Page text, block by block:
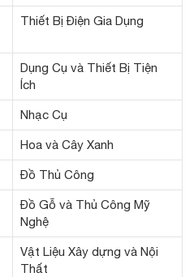
Thiết Bị Điện Gia Dụng
Dụng Cụ và Thiết Bị Tiện
Ích
Nhạc Cụ
Hoa và Cây Xanh
Đồ Thủ Công
Đồ Gỗ và Thủ Công Mỹ
Nghệ
Vật Liệu Xây dựng và Nội
Thất